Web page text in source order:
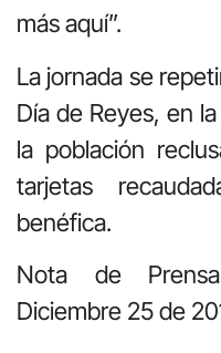
más aquí”.
La jornada se
Día de Reyes, en
la población
tarjetas
benéfica.
Nota de
Diciembre 25 de